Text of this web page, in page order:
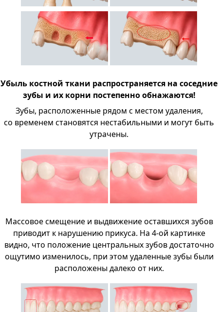
Убыль костной ткани распространяется на соседние
зубы и их корни постепенно обнажаются!
Зубы, расположенные рядом с местом удаления,
со временем становятся нестабильными и могут быть
утрачены.
Массовое смещение и выдвижение оставшихся зубов
приводит к нарушению прикуса. На 4-ой картинке
видно, что положение центральных зубов достаточно
ощутимо изменилось, при этом удаленные зубы были
расположены далеко от них.